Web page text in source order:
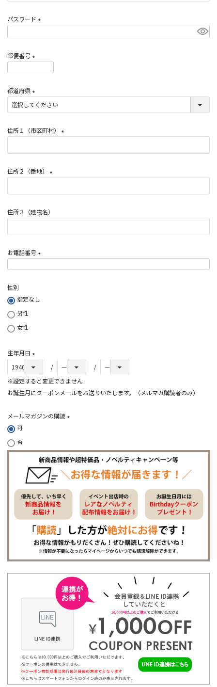
必
)
パスワード
郵便番号
須
)
都道府県
(
須
)
住所１（市区町村）
必
)
住所２（番地）
必
)
住所３（建物名）
お電話番号
)
性別
指定なし
男性
女性
生年月日
(
必
須
※設定すると変更できません
お誕生月にクーポンメールをお送りいたします。（メルマガ購読者のみ）
メールマガジンの購読
須
)
可
否